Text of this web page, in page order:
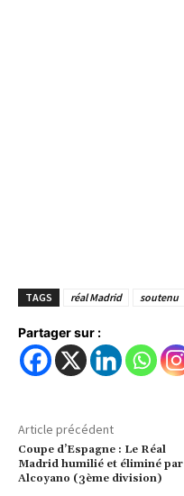
TAGS réal Madrid soutenu
Partager sur :
Article précédent
Coupe d’Espagne : Le Réal
Madrid humilié et éliminé par
Alcoyano (3ème division)